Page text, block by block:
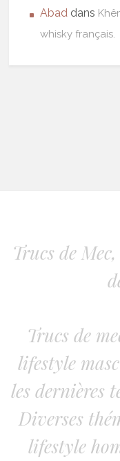
Abad dans
whisky français.
Trucs de
Trucs de
lifestyle
les dernières
Diverses
lifestyle